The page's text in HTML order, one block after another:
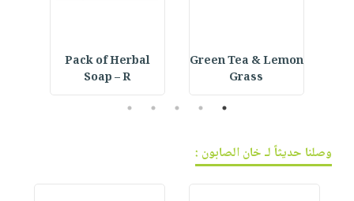
Green Tea & Lemon
Grass
Pack of Herbal
Soap – R
1
2
3
4
5
وصلنا حديثاً لـ خان الصابون :